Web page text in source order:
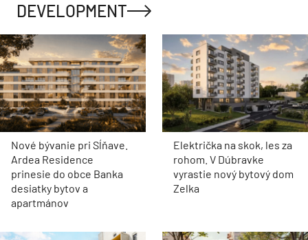
DEVELOPMENT
Nové bývanie pri Sĺňave.
Ardea Residence
prinesie do obce Banka
desiatky bytov a
apartmánov
Električka na skok, les za
rohom. V Dúbravke
vyrastie nový bytový dom
Zelka